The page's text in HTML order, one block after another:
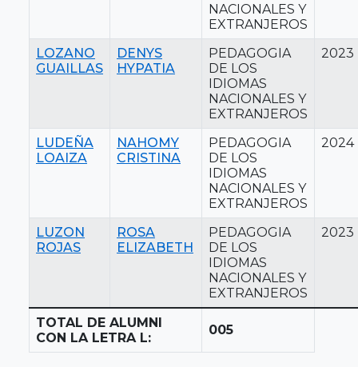
NACIONALES Y
EXTRANJEROS
LOZANO
GUAILLAS
DENYS
HYPATIA
PEDAGOGIA
DE LOS
IDIOMAS
NACIONALES Y
EXTRANJEROS
2023
LUDEÑA
LOAIZA
NAHOMY
CRISTINA
PEDAGOGIA
DE LOS
IDIOMAS
NACIONALES Y
EXTRANJEROS
2024
LUZON
ROJAS
ROSA
ELIZABETH
PEDAGOGIA
DE LOS
IDIOMAS
NACIONALES Y
EXTRANJEROS
2023
TOTAL DE ALUMNI
CON LA LETRA L:
005